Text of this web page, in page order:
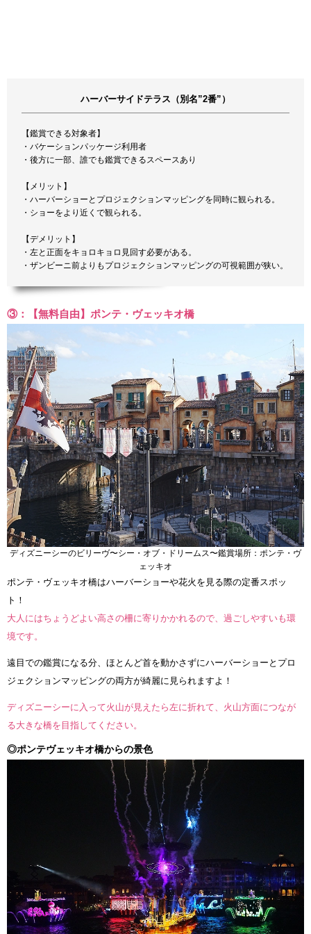
ハーバーサイドテラス（別名”2番”）
【鑑賞できる対象者】
・バケーションパッケージ利用者
・後方に一部、誰でも鑑賞できるスペースあり
【メリット】
・ハーバーショーとプロジェクションマッピングを同時に観られる。
・ショーをより近くで観られる。
【デメリット】
・左と正面をキョロキョロ見回す必要がある。
・ザンビーニ前よりもプロジェクションマッピングの可視範囲が狭い。
③：【無料自由】ポンテ・ヴェッキオ橋
ディズニーシーのビリーヴ〜シー・オブ・ドリームス〜鑑賞場所：ポンテ・ヴ
ェッキオ
ポンテ・ヴェッキオ橋はハーバーショーや花火を見る際の定番スポッ
ト！
大人にはちょうどよい高さの柵に寄りかかれるので、過ごしやすいも環
境です。
遠目での鑑賞になる分、ほとんど首を動かさずにハーバーショーとプロ
ジェクションマッピングの両方が綺麗に見られますよ！
ディズニーシーに入って火山が見えたら左に折れて、火山方面につなが
る大きな橋を目指してください。
◎ポンテヴェッキオ橋からの景色